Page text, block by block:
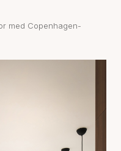
med Copenhagen-